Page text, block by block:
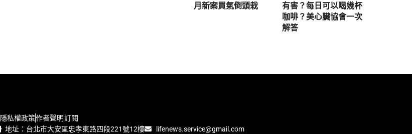
月新案買氣倒頭栽
有害？每日可以喝幾杯
咖啡？美心臟協會一次
解答
隱私權政策作者聲明訂閱
地址：台北市大安區忠孝東路四段221號12樓 lifenews.service@gmail.com